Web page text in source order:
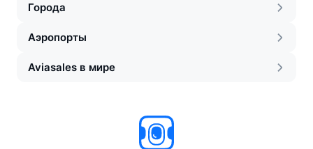
Города
Аэропорты
Aviasales в мире